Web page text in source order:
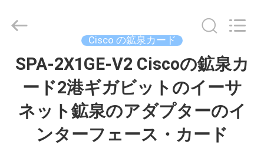
家
Cisco の鉱泉カード
SPA-2X1GE-V2 Ciscoの鉱泉カ
ード2港ギガビットのイーサ
ネット鉱泉のアダプターのイ
ンターフェース・カード